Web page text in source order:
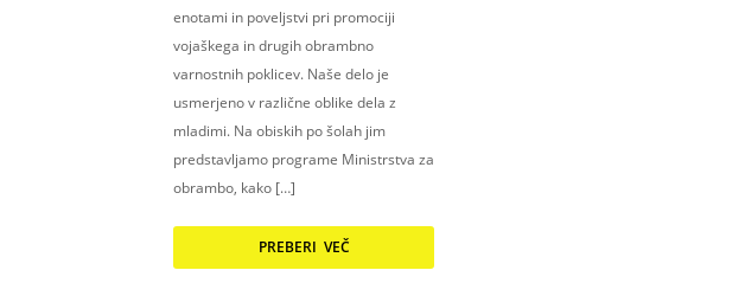
enotami in poveljstvi pri promociji
vojaškega in drugih obrambno
varnostnih poklicev. Naše delo je
usmerjeno v različne oblike dela z
mladimi. Na obiskih po šolah jim
predstavljamo programe Ministrstva za
obrambo, kako […]
PREBERI VEČ